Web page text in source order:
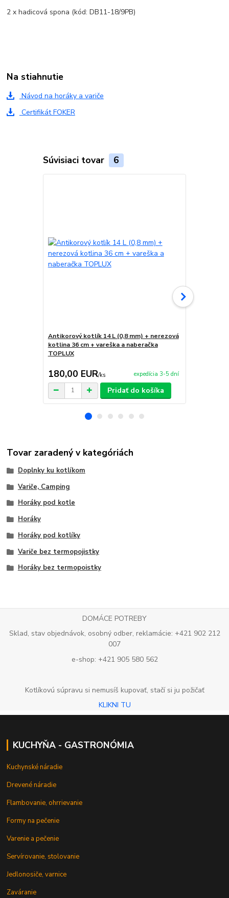
2 x hadicová spona (kód: DB11-18/9PB)
Na stiahnutie
Návod na horáky a variče
Certifikát FOKER
Súvisiaci tovar 6
Antikorový kotlík 14 L (0,8 mm) + nerezová
kotlina 36 cm + vareška a naberačka
TOPLUX
180,00 EUR/ks expedícia 3-5 dní
Pridať do košíka
Tovar zaradený v kategóriách
Doplnky ku kotlíkom
Variče, Camping
Horáky pod kotle
Horáky
Horáky pod kotlíky
Variče bez termopojistky
Horáky bez termopoistky
DOMÁCE POTREBY
Sklad, stav objednávok, osobný odber, reklamácie: +421 902 212
007
e-shop: +421 905 580 562
Kotlíkovú súpravu si nemusíš kupovať, stačí si ju požičať
KLIKNI TU
KUCHYŇA - GASTRONÓMIA
Kuchynské náradie
Drevené náradie
Flambovanie, ohrrievanie
Formy na pečenie
Varenie a pečenie
Servírovanie, stolovanie
Jedlonosiče, varnice
Zaváranie